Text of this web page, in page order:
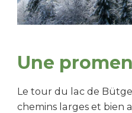
Une
Le tour du lac de
chemins larges et bien